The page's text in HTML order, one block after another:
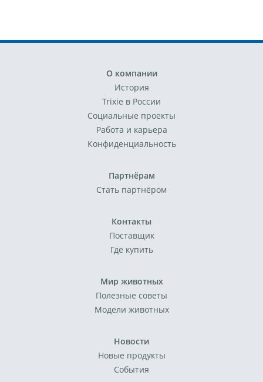
О компании
История
Trixie в России
Социальные проекты
Работа и карьера
Конфиденциальность
Партнёрам
Стать партнёром
Контакты
Поставщик
Где купить
Мир животных
Полезные советы
Модели животных
Новости
Новые продукты
События